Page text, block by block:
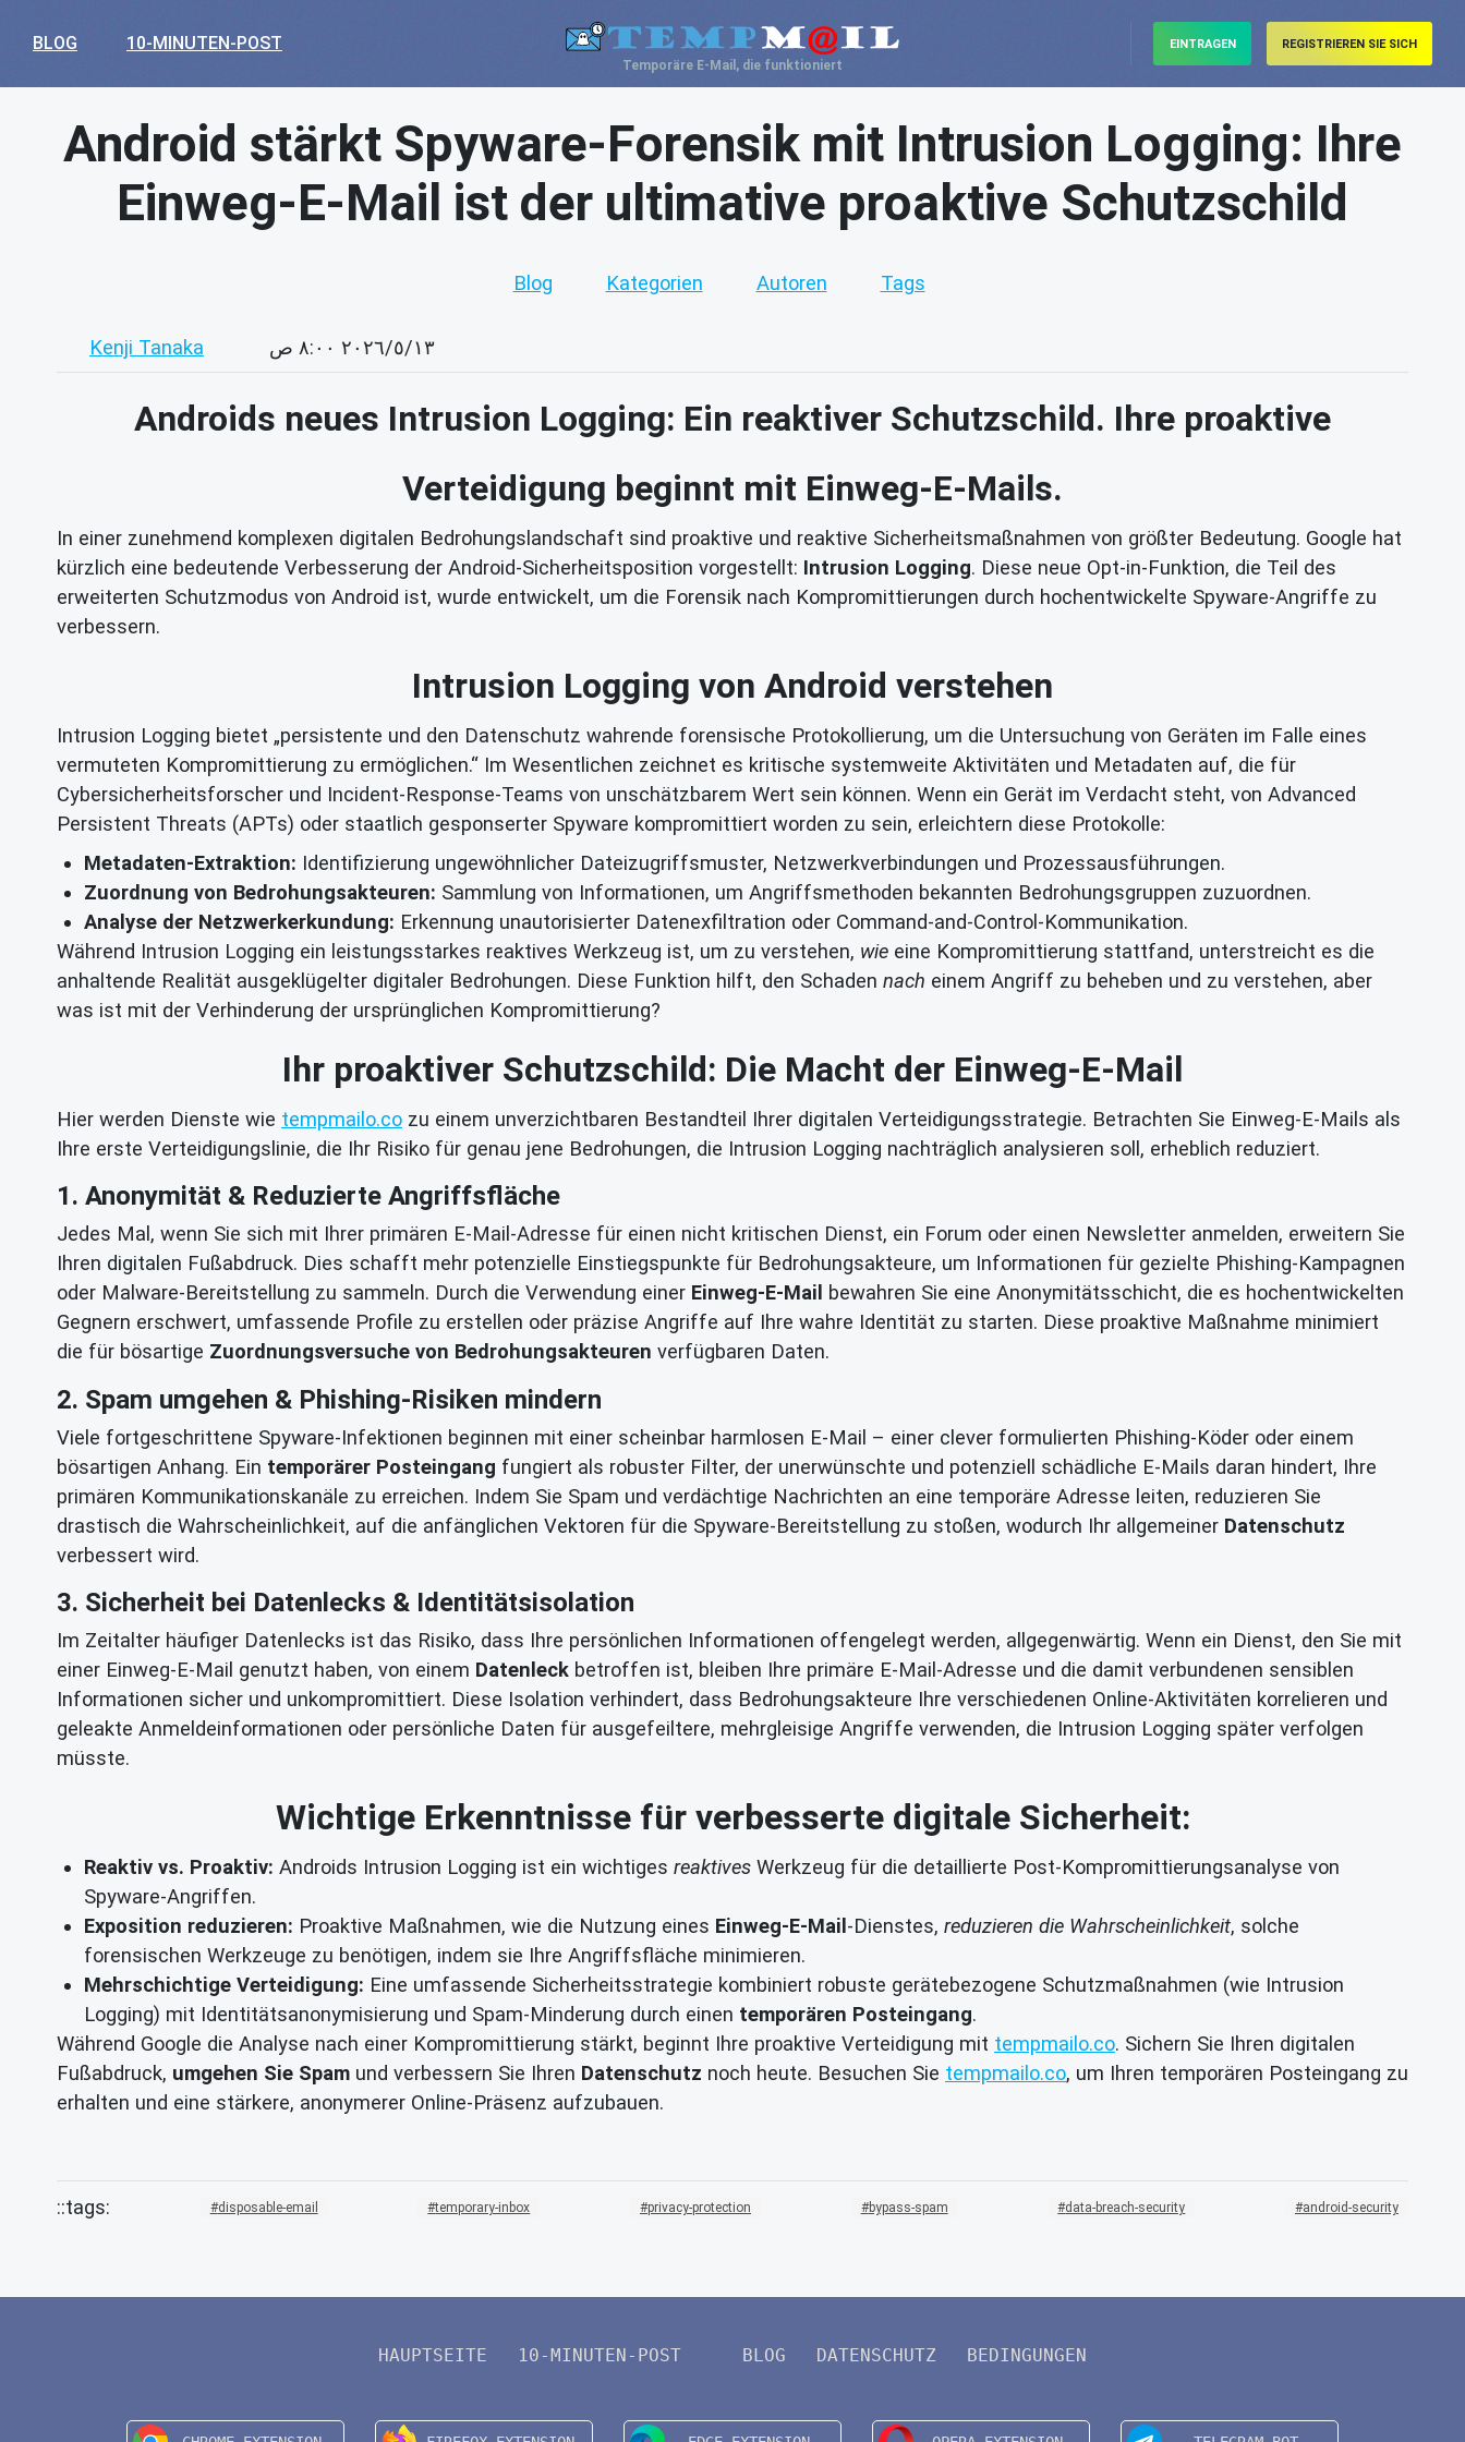
BLOG 10-MINUTEN-POST
Temporäre E-Mail, die funktioniert
EINTRAGEN REGISTRIEREN SIE SICH
Android stärkt Spyware-Forensik mit Intrusion Logging: Ihre
Einweg-E-Mail ist der ultimative proaktive Schutzschild
Blog Kategorien Autoren Tags
Kenji Tanaka ١٣‏/٥‏/٢٠٢٦ ٨:٠٠ ص
Androids neues Intrusion Logging: Ein reaktiver Schutzschild. Ihre proaktive
Verteidigung beginnt mit Einweg-E-Mails.
In einer zunehmend komplexen digitalen Bedrohungslandschaft sind proaktive und reaktive Sicherheitsmaßnahmen von größter Bedeutung. Google hat
kürzlich eine bedeutende Verbesserung der Android-Sicherheitsposition vorgestellt: Intrusion Logging. Diese neue Opt-in-Funktion, die Teil des
erweiterten Schutzmodus von Android ist, wurde entwickelt, um die Forensik nach Kompromittierungen durch hochentwickelte Spyware-Angriffe zu
verbessern.
Intrusion Logging von Android verstehen
Intrusion Logging bietet „persistente und den Datenschutz wahrende forensische Protokollierung, um die Untersuchung von Geräten im Falle eines
vermuteten Kompromittierung zu ermöglichen.“ Im Wesentlichen zeichnet es kritische systemweite Aktivitäten und Metadaten auf, die für
Cybersicherheitsforscher und Incident-Response-Teams von unschätzbarem Wert sein können. Wenn ein Gerät im Verdacht steht, von Advanced
Persistent Threats (APTs) oder staatlich gesponserter Spyware kompromittiert worden zu sein, erleichtern diese Protokolle:
Metadaten-Extraktion: Identifizierung ungewöhnlicher Dateizugriffsmuster, Netzwerkverbindungen und Prozessausführungen.
Zuordnung von Bedrohungsakteuren: Sammlung von Informationen, um Angriffsmethoden bekannten Bedrohungsgruppen zuzuordnen.
Analyse der Netzwerkerkundung: Erkennung unautorisierter Datenexfiltration oder Command-and-Control-Kommunikation.
Während Intrusion Logging ein leistungsstarkes reaktives Werkzeug ist, um zu verstehen, wie eine Kompromittierung stattfand, unterstreicht es die
anhaltende Realität ausgeklügelter digitaler Bedrohungen. Diese Funktion hilft, den Schaden nach einem Angriff zu beheben und zu verstehen, aber
was ist mit der Verhinderung der ursprünglichen Kompromittierung?
Ihr proaktiver Schutzschild: Die Macht der Einweg-E-Mail
Hier werden Dienste wie tempmailo.co zu einem unverzichtbaren Bestandteil Ihrer digitalen Verteidigungsstrategie. Betrachten Sie Einweg-E-Mails als
Ihre erste Verteidigungslinie, die Ihr Risiko für genau jene Bedrohungen, die Intrusion Logging nachträglich analysieren soll, erheblich reduziert.
1. Anonymität & Reduzierte Angriffsfläche
Jedes Mal, wenn Sie sich mit Ihrer primären E-Mail-Adresse für einen nicht kritischen Dienst, ein Forum oder einen Newsletter anmelden, erweitern Sie
Ihren digitalen Fußabdruck. Dies schafft mehr potenzielle Einstiegspunkte für Bedrohungsakteure, um Informationen für gezielte Phishing-Kampagnen
oder Malware-Bereitstellung zu sammeln. Durch die Verwendung einer Einweg-E-Mail
bewahren Sie eine Anonymitätsschicht, die es hochentwickelten
Gegnern erschwert, umfassende Profile zu erstellen oder präzise Angriffe auf Ihre wahre Identität zu starten. Diese proaktive Maßnahme minimiert
die für bösartige Zuordnungsversuche von Bedrohungsakteuren verfügbaren Daten.
2. Spam umgehen & Phishing-Risiken mindern
Viele fortgeschrittene Spyware-Infektionen beginnen mit einer scheinbar harmlosen E-Mail – einer clever formulierten Phishing-Köder oder einem
bösartigen Anhang. Ein temporärer Posteingang fungiert als robuster Filter, der unerwünschte und potenziell schädliche E-Mails daran hindert, Ihre
primären Kommunikationskanäle zu erreichen. Indem Sie Spam und verdächtige Nachrichten an eine temporäre Adresse leiten, reduzieren Sie
drastisch die Wahrscheinlichkeit, auf die anfänglichen Vektoren für die Spyware-Bereitstellung zu stoßen, wodurch Ihr allgemeiner Datenschutz
verbessert wird.
3. Sicherheit bei Datenlecks & Identitätsisolation
Im Zeitalter häufiger Datenlecks ist das Risiko, dass Ihre persönlichen Informationen offengelegt werden, allgegenwärtig. Wenn ein Dienst, den Sie mit
einer Einweg-E-Mail genutzt haben, von einem Datenleck betroffen ist, bleiben Ihre primäre E-Mail-Adresse und die damit verbundenen sensiblen
Informationen sicher und unkompromittiert. Diese Isolation verhindert, dass Bedrohungsakteure Ihre verschiedenen Online-Aktivitäten korrelieren und
geleakte Anmeldeinformationen oder persönliche Daten für ausgefeiltere, mehrgleisige Angriffe verwenden, die Intrusion Logging später verfolgen
müsste.
Wichtige Erkenntnisse für verbesserte digitale Sicherheit:
Reaktiv vs. Proaktiv: Androids Intrusion Logging ist ein wichtiges reaktives Werkzeug für die detaillierte Post-Kompromittierungsanalyse von
Spyware-Angriffen.
Exposition reduzieren: Proaktive Maßnahmen, wie die Nutzung eines Einweg-E-Mail -Dienstes, reduzieren die Wahrscheinlichkeit, solche
forensischen Werkzeuge zu benötigen, indem sie Ihre Angriffsfläche minimieren.
Mehrschichtige Verteidigung: Eine umfassende Sicherheitsstrategie kombiniert robuste gerätebezogene Schutzmaßnahmen (wie Intrusion
Logging) mit Identitätsanonymisierung und Spam-Minderung durch einen temporären Posteingang.
Während Google die Analyse nach einer Kompromittierung stärkt, beginnt Ihre proaktive Verteidigung mit tempmailo.co. Sichern Sie Ihren digitalen
Fußabdruck, umgehen Sie Spam und verbessern Sie Ihren Datenschutz noch heute. Besuchen Sie tempmailo.co, um Ihren temporären Posteingang zu
erhalten und eine stärkere, anonymerer Online-Präsenz aufzubauen.
disposable-email temporary-inbox privacy-protection bypass-spam data-breach-security android-security
HAUPTSEITE 10-MINUTEN-POST BLOG DATENSCHUTZ BEDINGUNGEN